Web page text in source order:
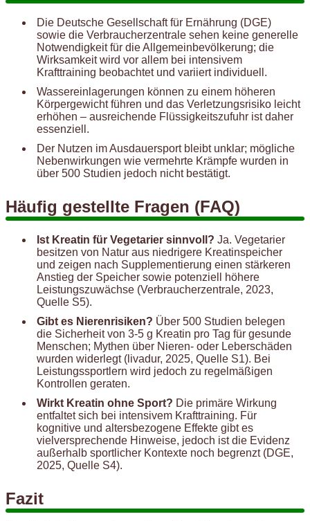
Die Deutsche Gesellschaft für Ernährung (DGE)
sowie die Verbraucherzentrale sehen keine generelle
Notwendigkeit für die Allgemeinbevölkerung; die
Wirksamkeit wird vor allem bei intensivem
Krafttraining beobachtet und variiert individuell.
Wassereinlagerungen können zu einem höheren
Körpergewicht führen und das Verletzungsrisiko leicht
erhöhen – ausreichende Flüssigkeitszufuhr ist daher
essenziell.
Der Nutzen im Ausdauersport bleibt unklar; mögliche
Nebenwirkungen wie vermehrte Krämpfe wurden in
über 500 Studien jedoch nicht bestätigt.
Häufig gestellte Fragen (FAQ)
Ist Kreatin für Vegetarier sinnvoll? Ja. Vegetarier
besitzen von Natur aus niedrigere Kreatinspeicher
und zeigen nach Supplementierung einen stärkeren
Anstieg der Speicher sowie potenziell höhere
Leistungszuwächse (Verbraucherzentrale, 2023,
Quelle S5).
Gibt es Nierenrisiken? Über 500 Studien belegen
die Sicherheit von 3-5 g Kreatin pro Tag für gesunde
Menschen; Mythen über Nieren- oder Leberschäden
wurden widerlegt (livadur, 2025, Quelle S1). Bei
Leistungssportlern wird jedoch zu regelmäßigen
Kontrollen geraten.
Wirkt Kreatin ohne Sport? Die primäre Wirkung
entfaltet sich bei intensivem Krafttraining. Für
kognitive und altersbezogene Effekte gibt es
vielversprechende Hinweise, jedoch ist die Evidenz
außerhalb sportlicher Kontexte noch begrenzt (DGE,
2025, Quelle S4).
Fazit